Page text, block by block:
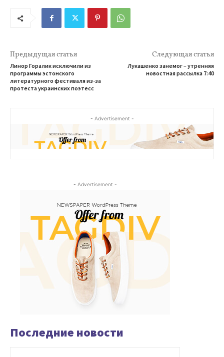
Предыдущая статья
Линор Горалик исключили из
программы эстонского
литературного фестиваля из-за
протеста украинских поэтесс
Следующая статья
Лукашенко занемог – утренняя
новостная рассылка 7:40
- Advertisement -
- Advertisement -
Последние новости